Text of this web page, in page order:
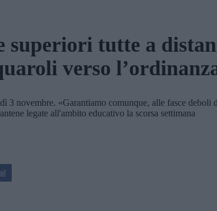
superiori tutte a
verso
novembre. «Garantiamo comunque, alle fasce deboli
legate all'ambito educativo la scorsa settimana